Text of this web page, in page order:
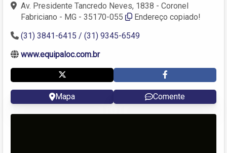
Av. Presidente Tancredo Neves, 1838 - Coronel
Fabriciano - MG - 35170-055
Endereço copiado!
(31) 3841-6415 / (31) 9345-6549
www.equipaloc.com.br
Mapa Comente